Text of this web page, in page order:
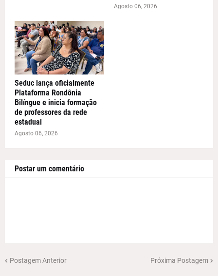
Agosto 06, 2026
Seduc lança oficialmente
Plataforma Rondônia
Bilíngue e inicia formação
de professores da rede
estadual
Agosto 06, 2026
Postar um comentário
Postagem Anterior Próxima Postagem